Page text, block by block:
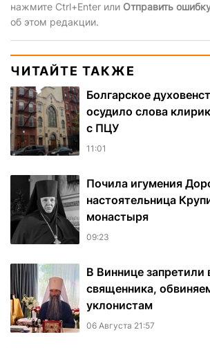
нажмите Ctrl+Enter или Отправить
об этом редакции.
ЧИТАЙТЕ ТАКЖЕ
Болгарское
осудило слова
с ПЦУ
11:01
Почила игумения
настоятельница
монастыря
09:23
В Виннице запретили
священника,
уклонистам
06 Августа 21:57